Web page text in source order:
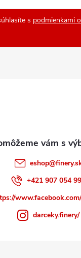
s podmienkami
eshop@
+421 907 054
darceky.finery/